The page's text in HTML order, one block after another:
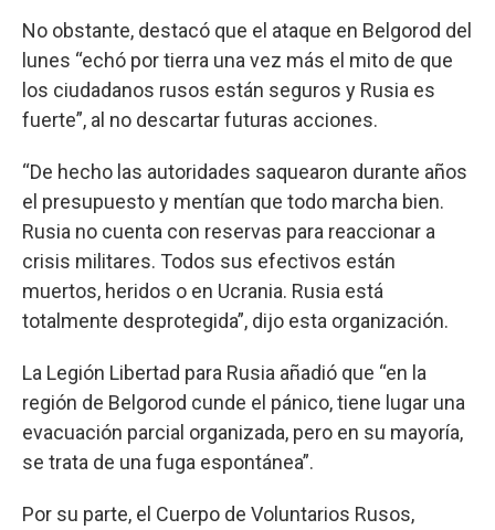
No obstante, destacó que el ataque en Belgorod del
lunes “echó por tierra una vez más el mito de que
los ciudadanos rusos están seguros y Rusia es
fuerte”, al no descartar futuras acciones.
“De hecho las autoridades saquearon durante años
el presupuesto y mentían que todo marcha bien.
Rusia no cuenta con reservas para reaccionar a
crisis militares. Todos sus efectivos están
muertos, heridos o en Ucrania. Rusia está
totalmente desprotegida”, dijo esta organización.
La Legión Libertad para Rusia añadió que “en la
región de Belgorod cunde el pánico, tiene lugar una
evacuación parcial organizada, pero en su mayoría,
se trata de una fuga espontánea”.
Por su parte, el Cuerpo de Voluntarios Rusos,